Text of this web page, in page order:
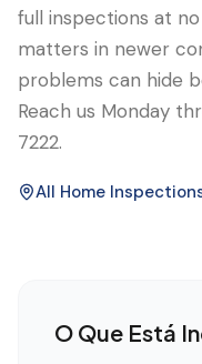
full inspections at
matters in newer
problems can hide
Reach us Monday
7222.
All Home
O Que Está